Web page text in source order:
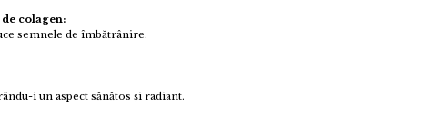
colagen:
semnele de îmbătrânire.
i un aspect sănătos și radiant.